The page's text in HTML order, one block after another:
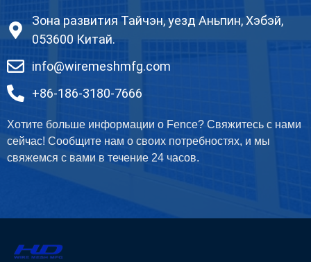
Зона развития Тайчэн, уезд Аньпин, Хэбэй,
053600 Китай.
info@wiremeshmfg.com
+86-186-3180-7666
Хотите больше информации о Fence? Свяжитесь с нами
сейчас! Сообщите нам о своих потребностях, и мы
свяжемся с вами в течение 24 часов.